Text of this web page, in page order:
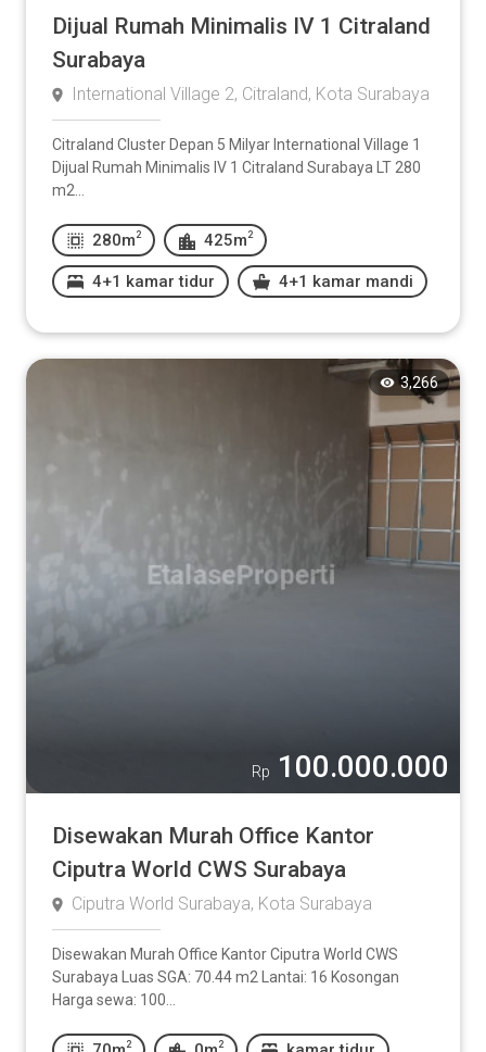
Dijual Rumah Minimalis IV 1 Citraland
Surabaya
International Village 2, Citraland, Kota Surabaya
Citraland Cluster Depan 5 Milyar International Village 1
Dijual Rumah Minimalis IV 1 Citraland Surabaya LT 280
m2...
280m 2 425m 2
4+1 kamar tidur 4+1 kamar mandi
3,266
Rp 100.000.000
Disewakan Murah Office Kantor
Ciputra World CWS Surabaya
Ciputra World Surabaya, Kota Surabaya
Disewakan Murah Office Kantor Ciputra World CWS
Surabaya Luas SGA: 70.44 m2 Lantai: 16 Kosongan
Harga sewa: 100...
2 2